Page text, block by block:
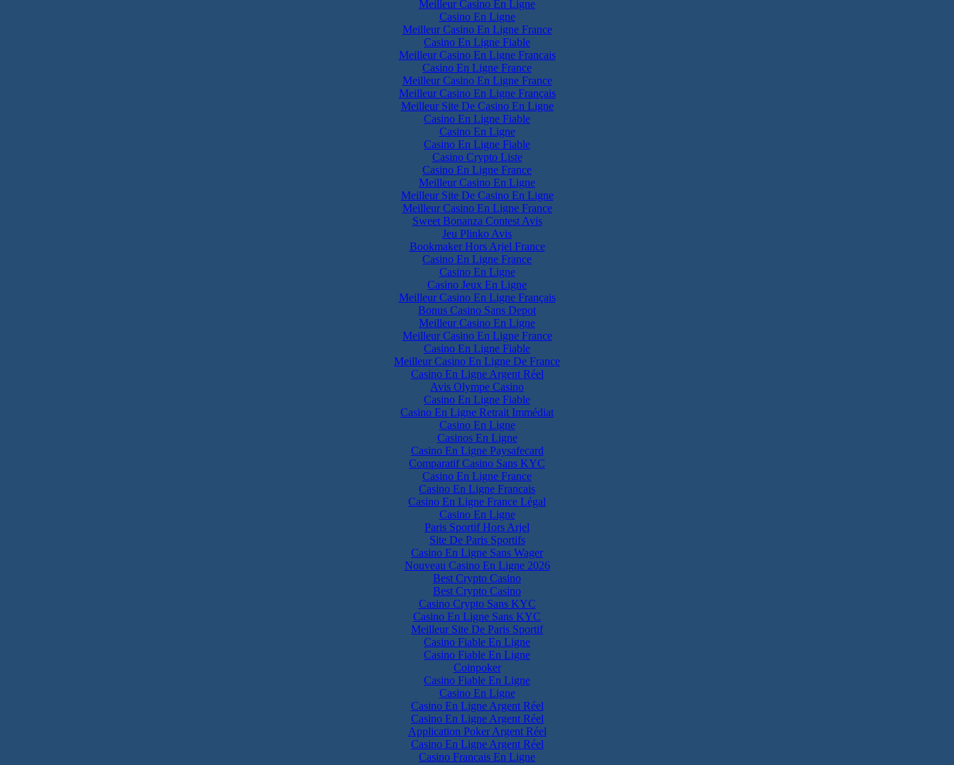
Meilleur Casino En Ligne
Casino En Ligne
Meilleur Casino En Ligne France
Casino En Ligne Fiable
Meilleur Casino En Ligne Francais
Casino En Ligne France
Meilleur Casino En Ligne France
Meilleur Casino En Ligne Français
Meilleur Site De Casino En Ligne
Casino En Ligne Fiable
Casino En Ligne
Casino En Ligne Fiable
Casino Crypto Liste
Casino En Ligne France
Meilleur Casino En Ligne
Meilleur Site De Casino En Ligne
Meilleur Casino En Ligne France
Sweet Bonanza Contest Avis
Jeu Plinko Avis
Bookmaker Hors Arjel France
Casino En Ligne France
Casino En Ligne
Casino Jeux En Ligne
Meilleur Casino En Ligne Français
Bonus Casino Sans Depot
Meilleur Casino En Ligne
Meilleur Casino En Ligne France
Casino En Ligne Fiable
Meilleur Casino En Ligne De France
Casino En Ligne Argent Réel
Avis Olympe Casino
Casino En Ligne Fiable
Casino En Ligne Retrait Immédiat
Casino En Ligne
Casinos En Ligne
Casino En Ligne Paysafecard
Comparatif Casino Sans KYC
Casino En Ligne France
Casino En Ligne Francais
Casino En Ligne France Légal
Casino En Ligne
Paris Sportif Hors Arjel
Site De Paris Sportifs
Casino En Ligne Sans Wager
Nouveau Casino En Ligne 2026
Best Crypto Casino
Best Crypto Casino
Casino Crypto Sans KYC
Casino En Ligne Sans KYC
Meilleur Site De Paris Sportif
Casino Fiable En Ligne
Casino Fiable En Ligne
Coinpoker
Casino Fiable En Ligne
Casino En Ligne
Casino En Ligne Argent Réel
Casino En Ligne Argent Réel
Application Poker Argent Réel
Casino En Ligne Argent Réel
Casino Francais En Ligne